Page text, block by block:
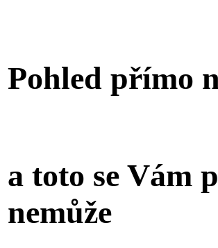
Pohled přímo
a toto se Vám
nemůže